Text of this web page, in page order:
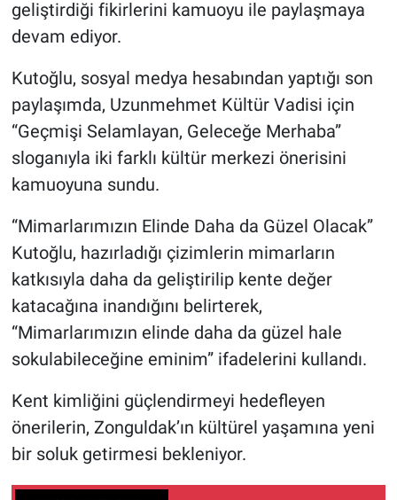
geliştirdiği fikirlerini kamuoyu ile paylaşmaya
devam ediyor.
Kutoğlu, sosyal medya hesabından yaptığı son
paylaşımda, Uzunmehmet Kültür Vadisi için
“Geçmişi Selamlayan, Geleceğe Merhaba”
sloganıyla iki farklı kültür merkezi önerisini
kamuoyuna sundu.
“Mimarlarımızın Elinde Daha da Güzel Olacak”
Kutoğlu, hazırladığı çizimlerin mimarların
katkısıyla daha da geliştirilip kente değer
katacağına inandığını belirterek,
“Mimarlarımızın elinde daha da güzel hale
sokulabileceğine eminim” ifadelerini kullandı.
Kent kimliğini güçlendirmeyi hedefleyen
önerilerin, Zonguldak’ın kültürel yaşamına yeni
bir soluk getirmesi bekleniyor.